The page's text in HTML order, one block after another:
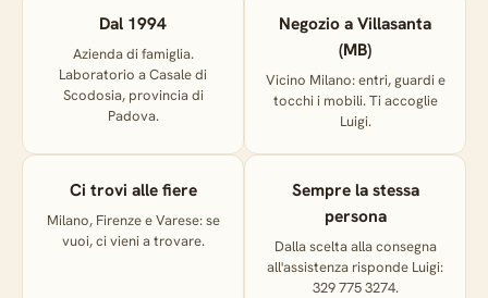
Dal 1994
Azienda di famiglia.
Laboratorio a Casale di
Scodosia, provincia di
Padova.
Negozio a Villasanta
(MB)
Vicino Milano: entri, guardi e
tocchi i mobili. Ti accoglie
Luigi.
Ci trovi alle fiere
Milano, Firenze e Varese: se
vuoi, ci vieni a trovare.
Sempre la stessa
persona
Dalla scelta alla consegna
all'assistenza risponde Luigi:
329 775 3274.